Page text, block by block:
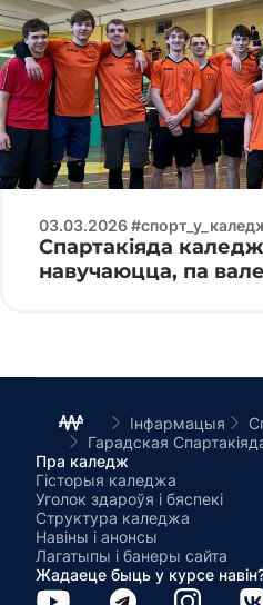
03.03.2026
Спартакіяда
навучаюцца, па
Інфармацыя
Пра каледж
Гісторыя каледжа
Уголок здароўя і бяспекі
Структура каледжа
Навіны і анонсы
Лагатыпы і банеры сайта
Жадаеце быць у курсе